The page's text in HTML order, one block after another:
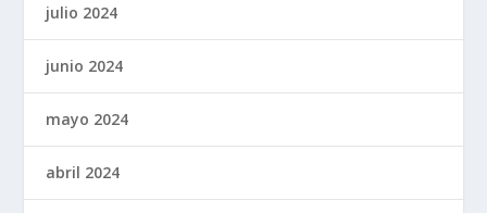
julio 2024
junio 2024
mayo 2024
abril 2024